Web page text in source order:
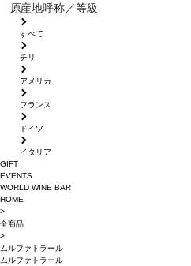
原産地呼称／等級
すべて
チリ
アメリカ
フランス
ドイツ
イタリア
GIFT
EVENTS
WORLD WINE BAR
HOME
>
全商品
>
ムルファトラール
ムルファトラール